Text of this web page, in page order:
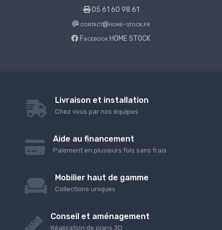
05 61 60 98 61
contact@home-stock.fr
Facebook HOME STOCK
Livraison et installation
Chez vous par nos équipes
Aide au financement
Paiement en plusieurs fois sans frais
Mobilier haut de gamme
Collections uniques
Conseil et aménagement
Réalisation de plans 3D